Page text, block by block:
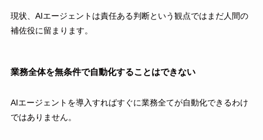
現状、AIエージェントは責任ある判断という観点ではまだ人間の
補佐役に留まります。
業務全体を無条件で自動化することはできない
AIエージェントを導入すればすぐに業務全てが自動化できるわけ
ではありません。